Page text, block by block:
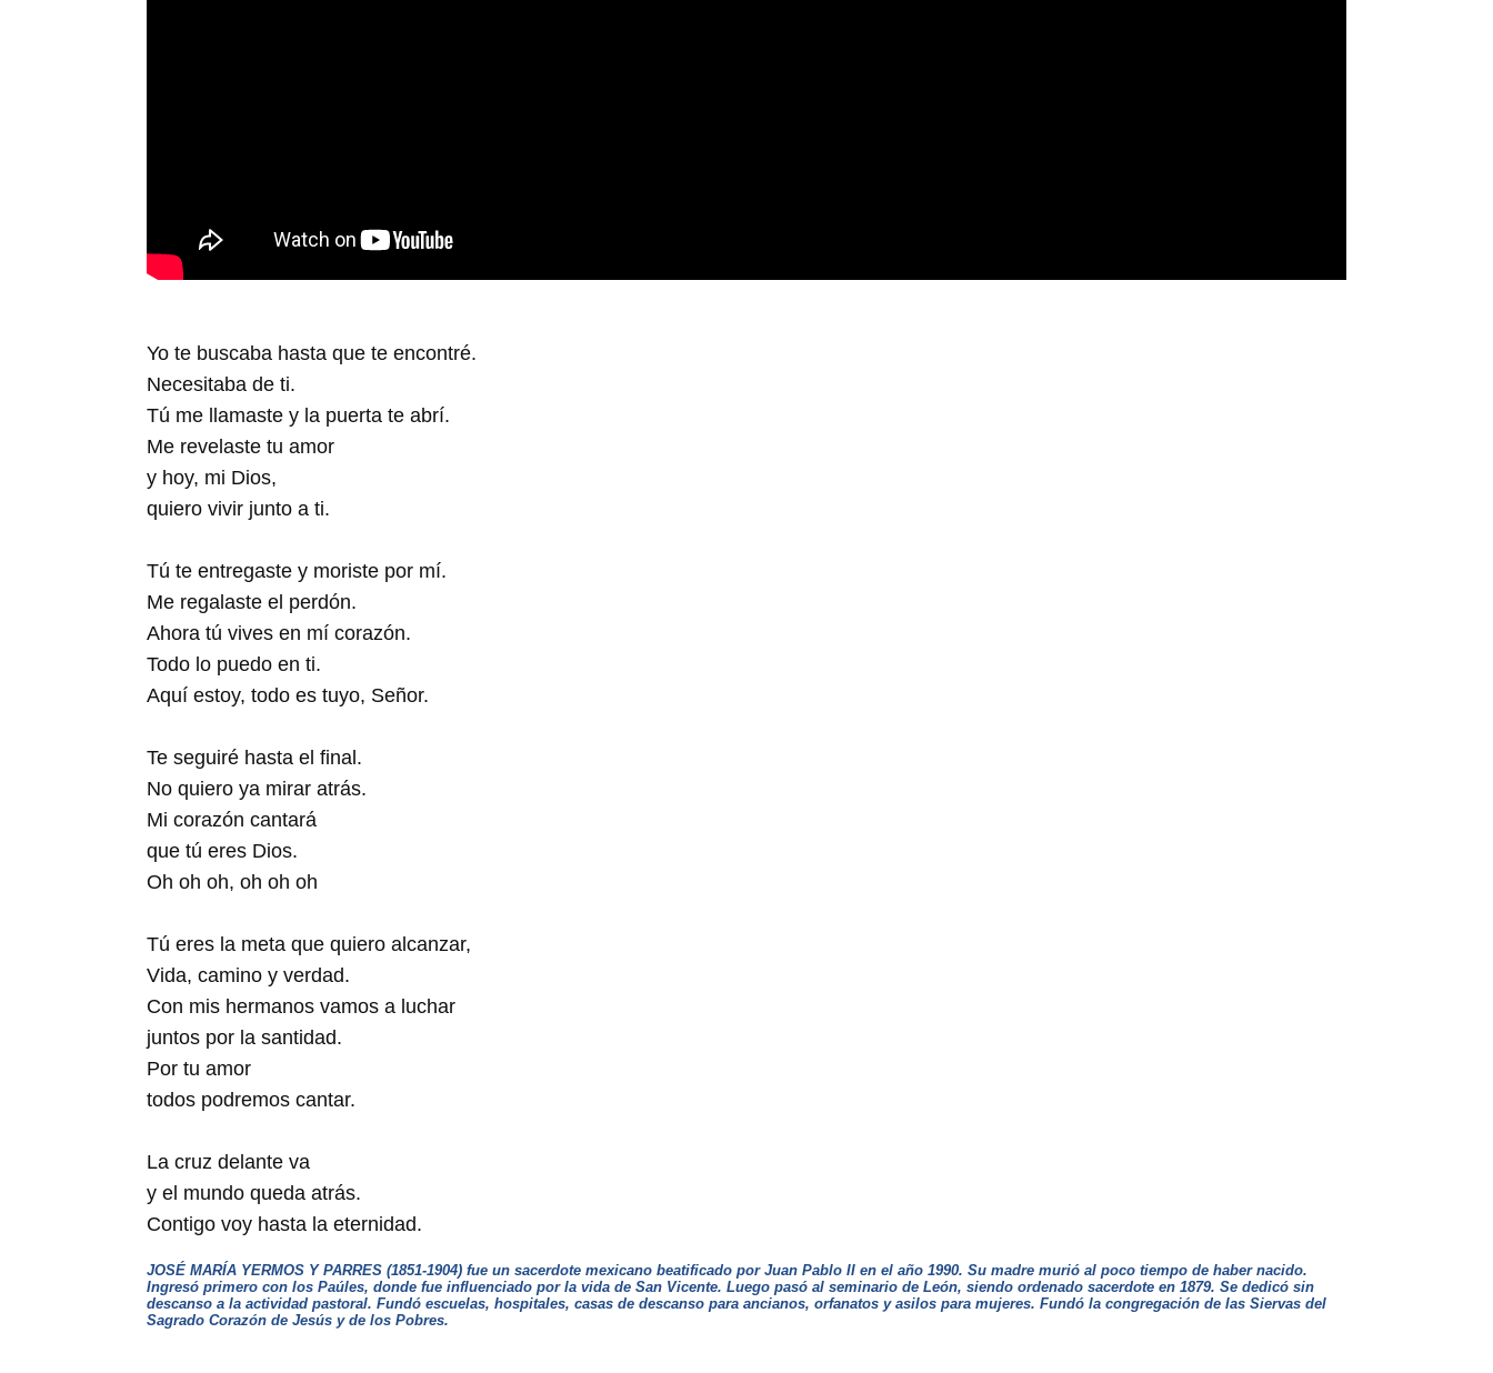
Yo te buscaba hasta que te encontré.
Necesitaba de ti.
Tú me llamaste y la puerta te abrí.
Me revelaste tu amor
y hoy, mi Dios,
quiero vivir junto a ti.
Tú te entregaste y moriste por mí.
Me regalaste el perdón.
Ahora tú vives en mí corazón.
Todo lo puedo en ti.
Aquí estoy, todo es tuyo, Señor.
Te seguiré hasta el final.
No quiero ya mirar atrás.
Mi corazón cantará
que tú eres Dios.
Oh oh oh, oh oh oh
Tú eres la meta que quiero alcanzar,
Vida, camino y verdad.
Con mis hermanos vamos a luchar
juntos por la santidad.
Por tu amor
todos podremos cantar.
La cruz delante va
y el mundo queda atrás.
Contigo voy hasta la eternidad.
JOSÉ MARÍA YERMOS Y PARRES (1851-1904) fue un sacerdote mexicano beatificado por Juan Pablo II en el año 1990. Su madre murió al poco tiempo de haber nacido.
Ingresó primero con los Paúles, donde fue influenciado por la vida de San Vicente. Luego pasó al seminario de León, siendo ordenado sacerdote en 1879. Se dedicó sin
descanso a la actividad pastoral. Fundó escuelas, hospitales, casas de descanso para ancianos, orfanatos y asilos para mujeres. Fundó la congregación de las Siervas del
Sagrado Corazón de Jesús y de los Pobres.